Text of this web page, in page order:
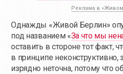
Реклама в
Однажды «Живой Берлин»
под названием «За что мы
оставить в стороне тот факт,
в принципе неконструктивно,
изрядно неточна, потому что